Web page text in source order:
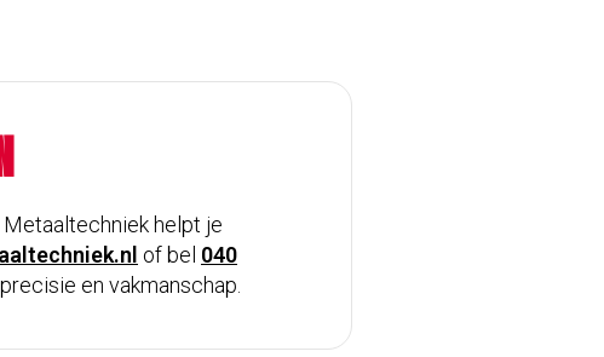
helpt je
of bel 040
en vakmanschap.